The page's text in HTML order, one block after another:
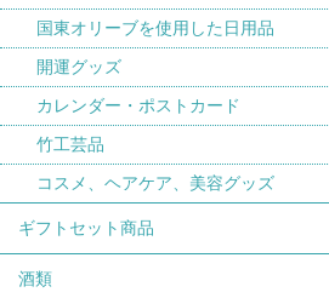
国東オリーブを使用した日用品
開運グッズ
カレンダー・ポストカード
竹工芸品
コスメ、ヘアケア、美容グッズ
ギフトセット商品
酒類